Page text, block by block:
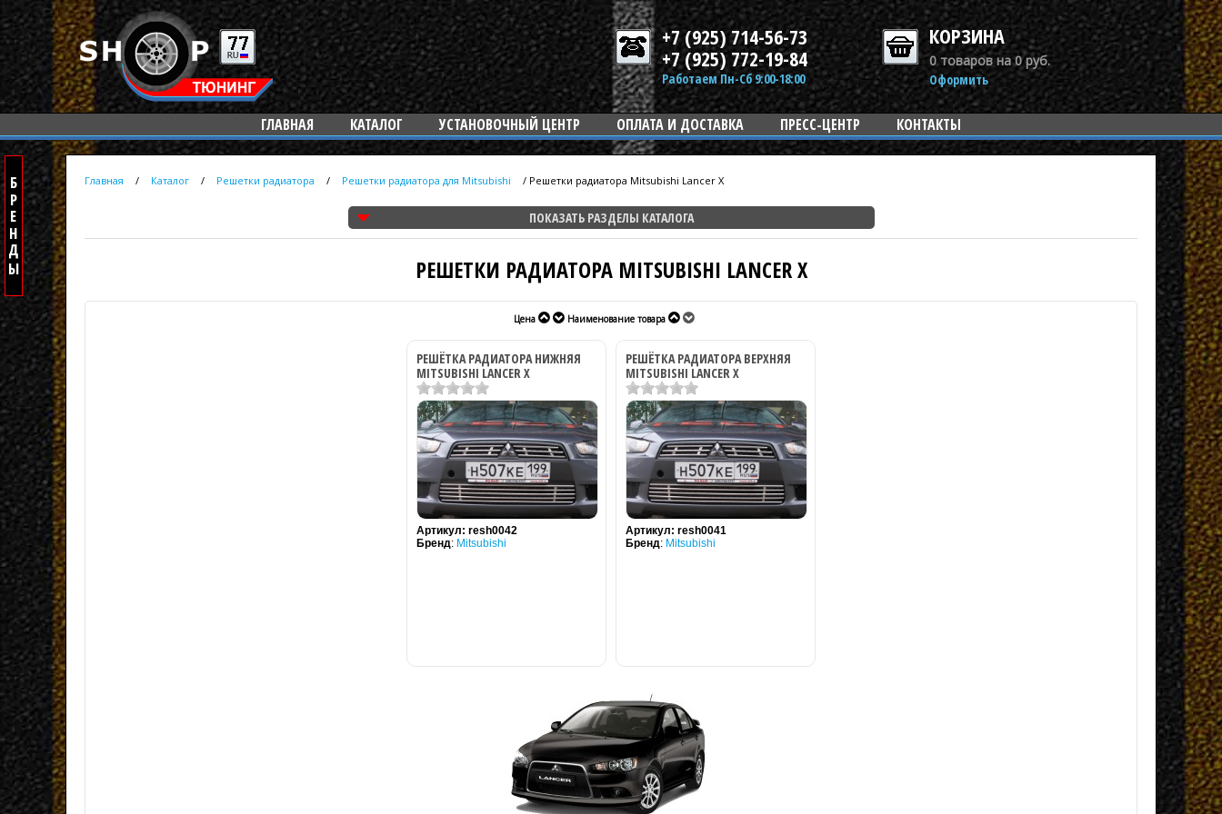
+7 (925) 714-56-73
+7 (925) 772-19-84
Работаем Пн-Сб 9:00-18:00
КОРЗИНА
0 товаров на 0 руб.
Оформить
ГЛАВНАЯ КАТАЛОГ УСТАНОВОЧНЫЙ ЦЕНТР ОПЛАТА И ДОСТАВКА ПРЕСС-ЦЕНТР КОНТАКТЫ
Главная / Каталог / Решетки радиатора / Решетки радиатора для Mitsubishi / Решетки радиатора Mitsubishi Lancer X
ПОКАЗАТЬ РАЗДЕЛЫ КАТАЛОГА
РЕШЕТКИ РАДИАТОРА MITSUBISHI LANCER X
Цена Наименование товара
РЕШЁТКА РАДИАТОРА НИЖНЯЯ
MITSUBISHI LANCER X
Артикул: resh0042
Бренд: Mitsubishi
РЕШЁТКА РАДИАТОРА ВЕРХНЯЯ
MITSUBISHI LANCER X
Артикул: resh0041
Бренд: Mitsubishi